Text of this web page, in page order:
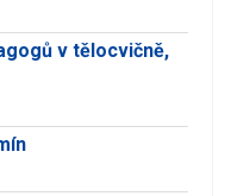
v tělocvičně,